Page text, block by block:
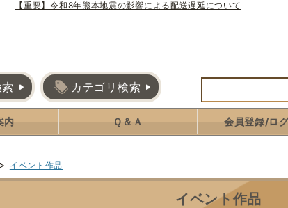
【重要】令和8年熊本地震の影響による配送遅延について
カテゴリ検索
内 Ｑ＆Ａ 会員登録/ロ
> イベント作品
イベント作品